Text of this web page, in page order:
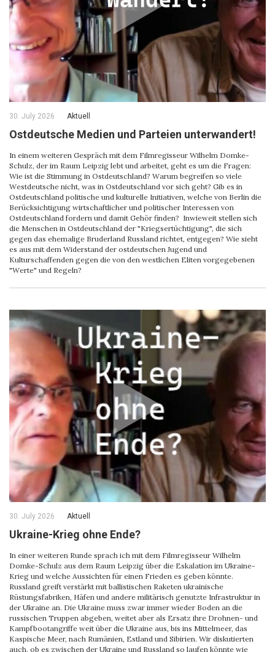
30. July 2026 Aktuell
Ostdeutsche Medien und Parteien unterwandert!
In einem weiteren Gespräch mit dem Filmregisseur Wilhelm Domke-
Schulz, der im Raum Leipzig lebt und arbeitet, geht es um die Fragen:
Wie ist die Stimmung in Ostdeutschland? Warum begreifen so viele
Westdeutsche nicht, was in Ostdeutschland vor sich geht? Gib es in
Ostdeutschland politische und kulturelle Initiativen, welche von Berlin die
Berücksichtigung wirtschaftlicher und politischer Interessen von
Ostdeutschland fordern und damit Gehör finden? Inwieweit stellen sich
die Menschen in Ostdeutschland der "Kriegsertüchtigung", die sich
gegen das ehemalige Bruderland Russland richtet, entgegen? Wie sieht
es aus mit dem Widerstand der ostdeutschen Jugend und
Kulturschaffenden gegen die von den westlichen Eliten vorgegebenen
"Werte" und Regeln?
30. July 2026 Aktuell
Ukraine-Krieg ohne Ende?
In einer weiteren Runde sprach ich mit dem Filmregisseur Wilhelm
Domke-Schulz aus dem Raum Leipzig über die Eskalation im Ukraine-
Krieg und welche Aussichten für einen Frieden es geben könnte.
Russland greift verstärkt mit ballistischen Raketen ukrainische
Rüstungsfabriken, Häfen und andere militärisch genutzte Infrastruktur in
der Ukraine an. Die Ukraine muss zwar immer wieder Boden an die
russischen Truppen abgeben, weitet aber als Ersatz ihre Drohnen- und
Kampfbootangriffe weit über die Ukraine aus, bis ins Mittelmeer, das
Kaspische Meer, nach Rumänien, Estland und Sibirien. Wir diskutierten
auch, ob es zwischen der Ukraine und Russland so laufen könnte wie